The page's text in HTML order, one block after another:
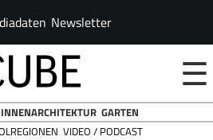
Newsletter
☰
INNENARCHITEKTUR GARTEN
VIDEO / PODCAST